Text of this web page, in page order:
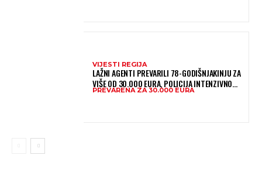
VIJESTI REGIJA
LAŽNI AGENTI PREVARILI 78-GODIŠNJAKINJU ZA
VIŠE OD 30.000 EURA, POLICIJA INTENZIVNO
TRAGA ZA POČINITELJIMA
PREVARENA ZA 30.000 EURA